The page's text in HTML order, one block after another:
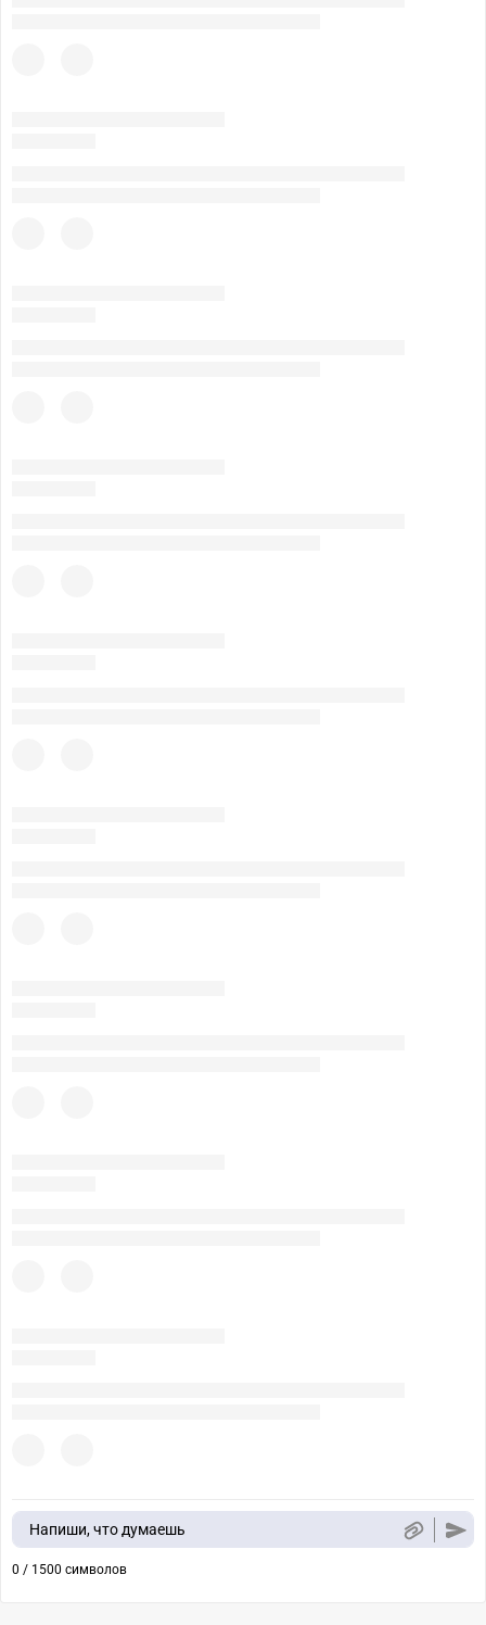
Напиши, что думаешь
0 / 1500 символов